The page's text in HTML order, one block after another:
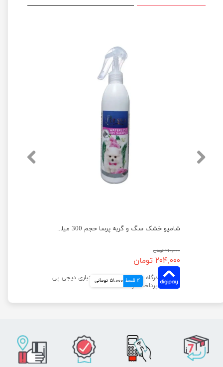
شامپو خشک سگ و گربه پرسا حجم 300 میلی لیتر
۲۱۰,۰۰۰ تومان
۲۰۴,۰۰۰ تومان
4 قسط 51,000 تومانی